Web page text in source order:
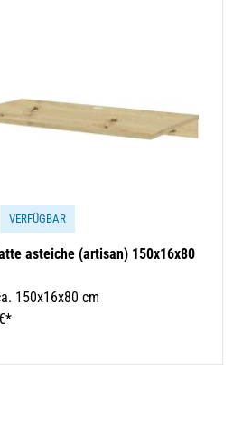
VERFÜGBAR
asteiche (artisan) 150x16x80
150x16x80 cm